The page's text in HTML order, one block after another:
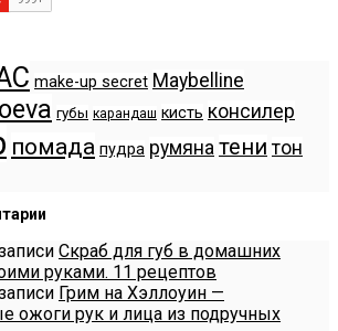
make-up secret Maybelline
губы карандаш кисть консилер
помада пудра румяна тени тон
Скраб для губ в домашних
руками. 11 рецептов
Грим на Хэллоуин —
ожоги рук и лица из подручных